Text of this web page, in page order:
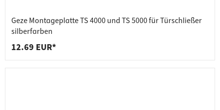
Geze Montageplatte TS 4000 und TS 5000 für Türschließer
silberfarben
12.69 EUR*